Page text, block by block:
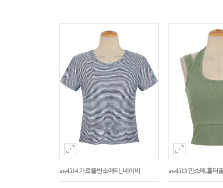
aw4514 가로줄반소매티_네이비 aw4513 민소매,홀터